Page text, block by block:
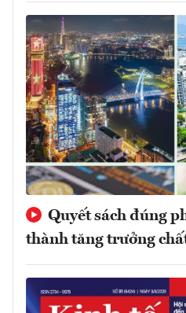
Quyết sách đúng
thành tăng trưởng